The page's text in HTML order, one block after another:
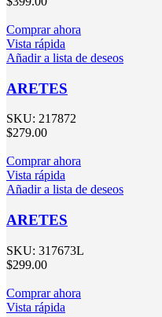
Comprar ahora
Vista rápida
Añadir a lista de deseos
ARETES
SKU: 217872
$279.00
Comprar ahora
Vista rápida
Añadir a lista de deseos
ARETES
SKU: 317673L
$299.00
Comprar ahora
Vista rápida